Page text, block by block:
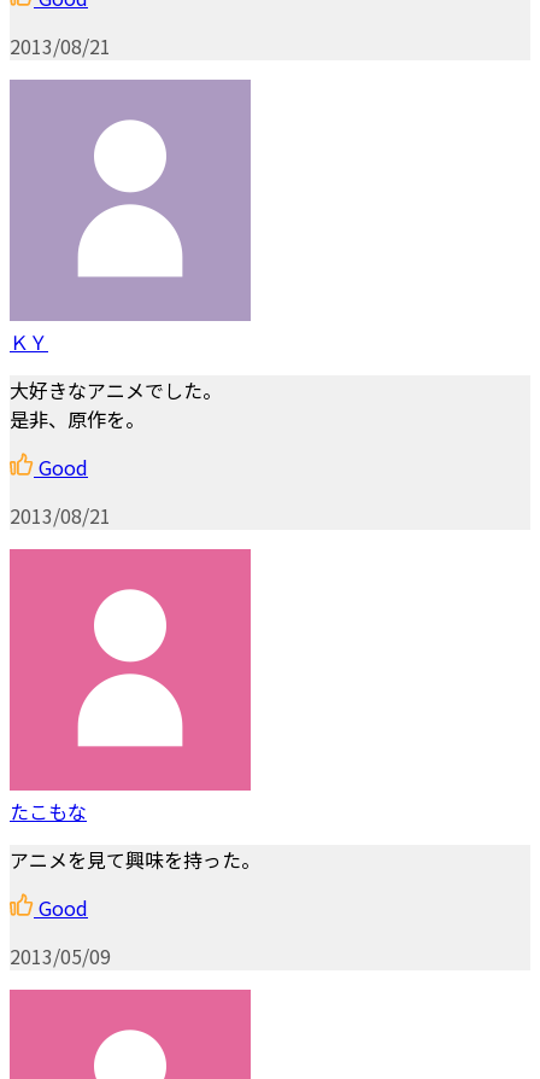
2013/08/21
ＫＹ
大好きなアニメでした。
是非、原作を。
Good
2013/08/21
たこもな
アニメを見て興味を持った。
Good
2013/05/09